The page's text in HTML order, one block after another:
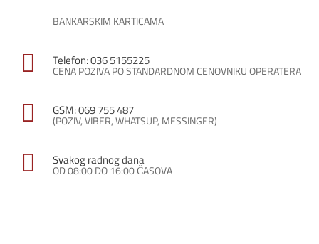
BANKARSKIM KARTICAMA
Telefon: 036 5155225
CENA POZIVA PO STANDARDNOM CENOVNIKU OPERATERA
GSM: 069 755 487
(POZIV, VIBER, WHATSUP, MESSINGER)
Svakog radnog dana
OD 08:00 DO 16:00 ČASOVA